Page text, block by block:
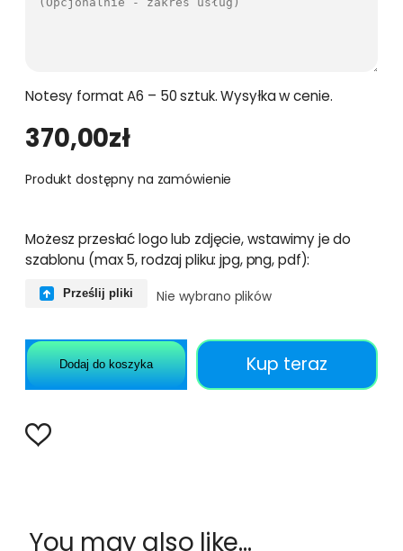
Notesy format A6 – 50 sztuk. Wysyłka w cenie.
370,00zł
Produkt dostępny na zamówienie
Możesz przesłać logo lub zdjęcie, wstawimy je do
szablonu (max 5, rodzaj pliku: jpg, png, pdf):
Prześlij pliki Nie wybrano plików
Dodaj do koszyka Kup teraz
You may also like…